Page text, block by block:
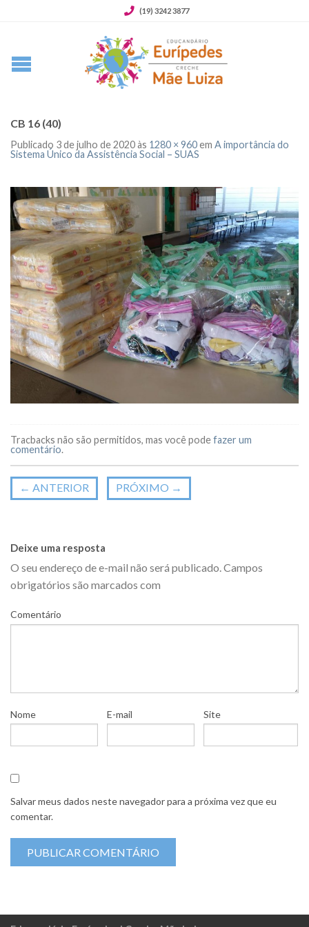
(19) 3242 3877
CB 16 (40)
Publicado 3 de julho de 2020às 1280 × 960em A importância do
Sistema Único da Assistência Social – SUAS
Tracbacks não são permitidos, mas você podefazer um
comentário.
← ANTERIOR PRÓXIMO →
Deixe uma resposta
O seu endereço de e-mail não será publicado.Campos
obrigatórios são marcados com
Comentário
Nome E-mail Site
Salvar meus dados neste navegador para a próxima vez que eu
comentar.